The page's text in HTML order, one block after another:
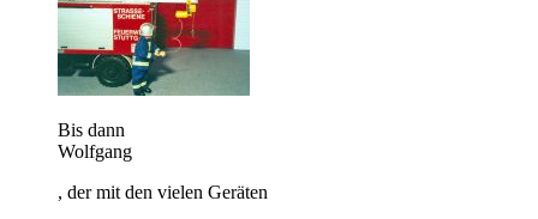
Bis dann
Wolfgang
, der mit den vielen Geräten